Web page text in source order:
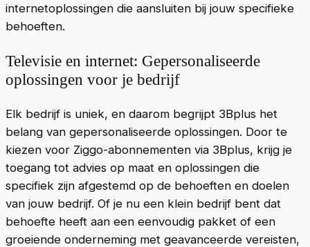
internetoplossingen die aansluiten bij jouw specifieke
behoeften.
Televisie en internet: Gepersonaliseerde
oplossingen voor je bedrijf
Elk bedrijf is uniek, en daarom begrijpt 3Bplus het
belang van gepersonaliseerde oplossingen. Door te
kiezen voor Ziggo-abonnementen via 3Bplus, krijg je
toegang tot advies op maat en oplossingen die
specifiek zijn afgestemd op de behoeften en doelen
van jouw bedrijf. Of je nu een klein bedrijf bent dat
behoefte heeft aan een eenvoudig pakket of een
groeiende onderneming met geavanceerde vereisten,